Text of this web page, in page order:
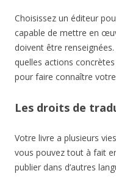
Choisissez un éditeur
capable de mettre en
doivent être
quelles actions
pour faire connaître
Les droits de
Votre livre a plusieurs
vous pouvez tout à fait
publier dans d’autres